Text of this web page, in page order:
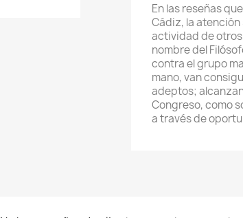
En las reseñas
Cádiz, la atención
actividad de otros
nombre del
contra el grupo
mano, van
adeptos;
Congreso, como
a través de